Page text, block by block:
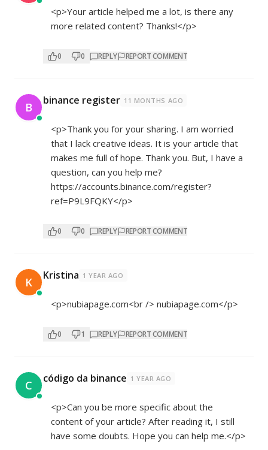
<p>Your article helped me a lot, is there any
more related content? Thanks!</p>
0 0 REPLY REPORT COMMENT
B binance register 11 MONTHS AGO
<p>Thank you for your sharing. I am worried
that I lack creative ideas. It is your article that
makes me full of hope. Thank you. But, I have a
question, can you help me?
https://accounts.binance.com/register?
ref=P9L9FQKY</p>
0 0 REPLY REPORT COMMENT
K Kristina 1 YEAR AGO
<p>nubiapage.com<br /> nubiapage.com</p>
0 1 REPLY REPORT COMMENT
C código da binance 1 YEAR AGO
<p>Can you be more specific about the
content of your article? After reading it, I still
have some doubts. Hope you can help me.</p>